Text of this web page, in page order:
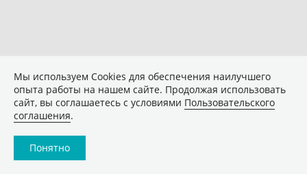
Мы используем Сookies для обеспечения наилучшего
опыта работы на нашем сайте. Продолжая использовать
сайт, вы соглашаетесь с условиями Пользовательского
соглашения.
Понятно